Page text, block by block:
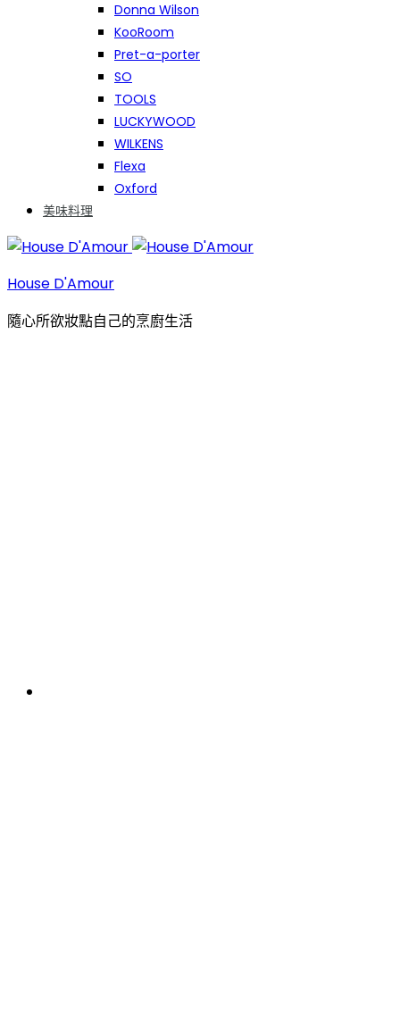
Donna Wilson
KooRoom
Pret-a-porter
SO
TOOLS
LUCKYWOOD
WILKENS
Flexa
Oxford
美味料理
House D'Amour
隨心所欲妝點自己的烹廚生活